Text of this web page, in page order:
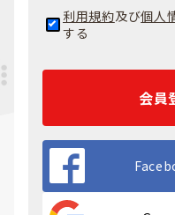
利用規約及び個人
する
会員